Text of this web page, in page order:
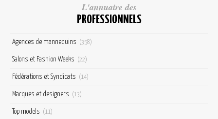
L'annuaire des
PROFESSIONNELS
Agences de mannequins (358)
Salons et Fashion Weeks (22)
Fédérations et Syndicats (14)
Marques et designers (13)
Top models (11)